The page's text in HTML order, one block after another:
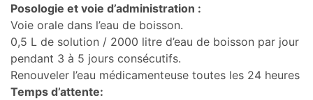
Posologie et voie d’administration :
Voie orale dans l’eau de boisson.
0,5 L de solution / 2000 litre d’eau de boisson par jour
pendant 3 à 5 jours consécutifs.
Renouveler l’eau médicamenteuse toutes les 24 heures
Temps d’attente: